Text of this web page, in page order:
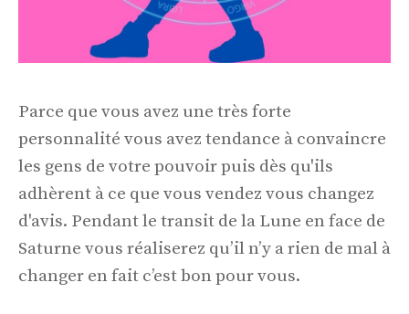
Parce que vous avez une très forte
personnalité vous avez tendance à convaincre
les gens de votre pouvoir puis dès qu'ils
adhèrent à ce que vous vendez vous changez
d'avis. Pendant le transit de la Lune en face de
Saturne vous réaliserez qu’il n’y a rien de mal à
changer en fait c’est bon pour vous.